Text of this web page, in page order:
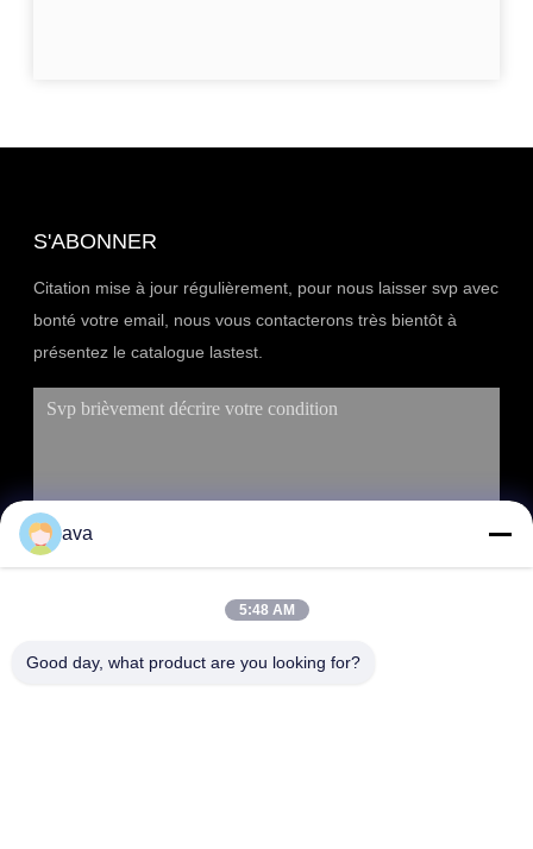
S'ABONNER
Citation mise à jour régulièrement, pour nous laisser svp avec
bonté votre email, nous vous contacterons très bientôt à
présentez le catalogue lastest.
ava
5:48 AM
Good day, what product are you looking for?